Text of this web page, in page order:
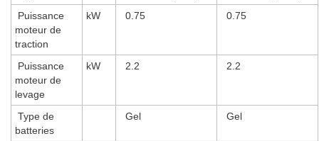
Puissance
moteur de
traction
kW 0.75 0.75
Puissance
moteur de
levage
kW 2.2 2.2
Type de
batteries
Gel Gel